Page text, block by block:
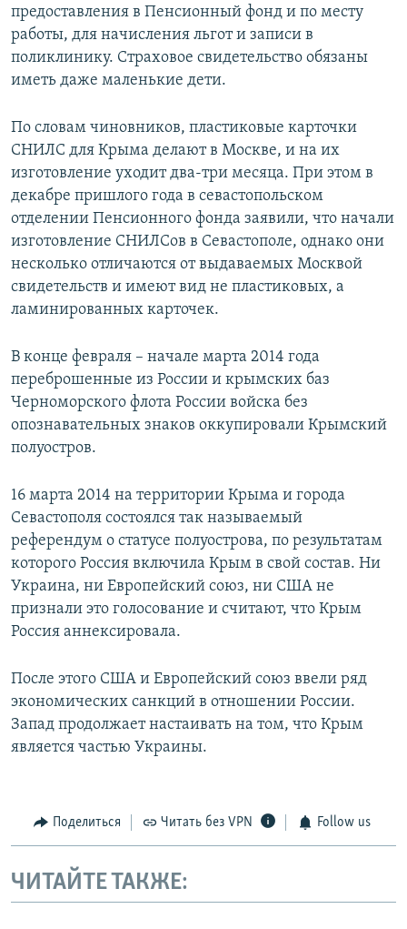
предоставления в Пенсионный фонд и по месту
работы, для начисления льгот и записи в
поликлинику. Страховое свидетельство обязаны
иметь даже маленькие дети.
По словам чиновников, пластиковые карточки
СНИЛС для Крыма делают в Москве, и на их
изготовление уходит два-три месяца. При этом в
декабре пришлого года в севастопольском
отделении Пенсионного фонда заявили, что начали
изготовление СНИЛСов в Севастополе, однако они
несколько отличаются от выдаваемых Москвой
свидетельств и имеют вид не пластиковых, а
ламинированных карточек.
В конце февраля – начале марта 2014 года
переброшенные из России и крымских баз
Черноморского флота России войска без
опознавательных знаков оккупировали Крымский
полуостров.
16 марта 2014 на территории Крыма и города
Севастополя состоялся так называемый
референдум о статусе полуострова, по результатам
которого Россия включила Крым в свой состав. Ни
Украина, ни Европейский союз, ни США не
признали это голосование и считают, что Крым
Россия аннексировала.
После этого США и Европейский союз ввели ряд
экономических санкций в отношении России.
Запад продолжает настаивать на том, что Крым
является частью Украины.
Поделиться Читать без VPN Follow us
ЧИТАЙТЕ ТАКЖЕ: